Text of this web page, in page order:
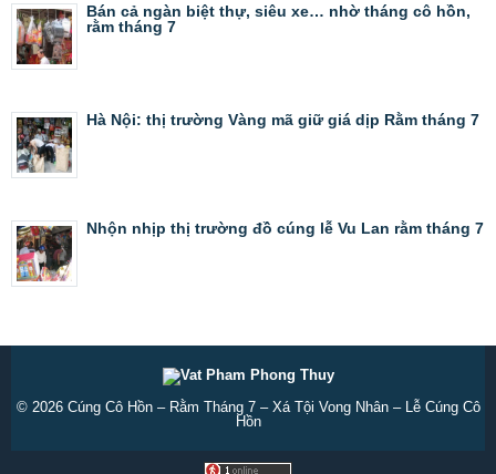
Bán cả ngàn biệt thự, siêu xe… nhờ tháng cô hồn,
rằm tháng 7
Hà Nội: thị trường Vàng mã giữ giá dịp Rằm tháng 7
Nhộn nhịp thị trường đồ cúng lễ Vu Lan rằm tháng 7
© 2026 Cúng Cô Hồn – Rằm Tháng 7 – Xá Tội Vong Nhân – Lễ Cúng Cô
Hồn